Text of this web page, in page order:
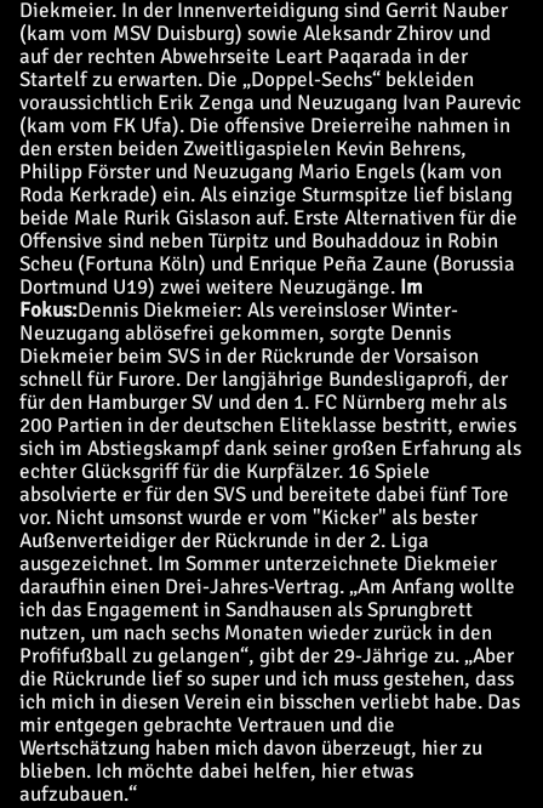
Diekmeier. In der Innenverteidigung sind Gerrit Nauber
(kam vom MSV Duisburg) sowie Aleksandr Zhirov und
auf der rechten Abwehrseite Leart Paqarada in der
Startelf zu erwarten. Die „Doppel-Sechs“ bekleiden
voraussichtlich Erik Zenga und Neuzugang Ivan Paurevic
(kam vom FK Ufa). Die offensive Dreierreihe nahmen in
den ersten beiden Zweitligaspielen Kevin Behrens,
Philipp Förster und Neuzugang Mario Engels (kam von
Roda Kerkrade) ein. Als einzige Sturmspitze lief bislang
beide Male Rurik Gislason auf. Erste Alternativen für die
Offensive sind neben Türpitz und Bouhaddouz in Robin
Scheu (Fortuna Köln) und Enrique Peña Zaune (Borussia
Dortmund U19) zwei weitere Neuzugänge. Im
Fokus:Dennis Diekmeier: Als vereinsloser Winter-
Neuzugang ablösefrei gekommen, sorgte Dennis
Diekmeier beim SVS in der Rückrunde der Vorsaison
schnell für Furore. Der langjährige Bundesligaprofi, der
für den Hamburger SV und den 1. FC Nürnberg mehr als
200 Partien in der deutschen Eliteklasse bestritt, erwies
sich im Abstiegskampf dank seiner großen Erfahrung als
echter Glücksgriff für die Kurpfälzer. 16 Spiele
absolvierte er für den SVS und bereitete dabei fünf Tore
vor. Nicht umsonst wurde er vom "Kicker" als bester
Außenverteidiger der Rückrunde in der 2. Liga
ausgezeichnet. Im Sommer unterzeichnete Diekmeier
daraufhin einen Drei-Jahres-Vertrag. „Am Anfang wollte
ich das Engagement in Sandhausen als Sprungbrett
nutzen, um nach sechs Monaten wieder zurück in den
Profifußball zu gelangen“, gibt der 29-Jährige zu. „Aber
die Rückrunde lief so super und ich muss gestehen, dass
ich mich in diesen Verein ein bisschen verliebt habe. Das
mir entgegen gebrachte Vertrauen und die
Wertschätzung haben mich davon überzeugt, hier zu
blieben. Ich möchte dabei helfen, hier etwas
aufzubauen.“